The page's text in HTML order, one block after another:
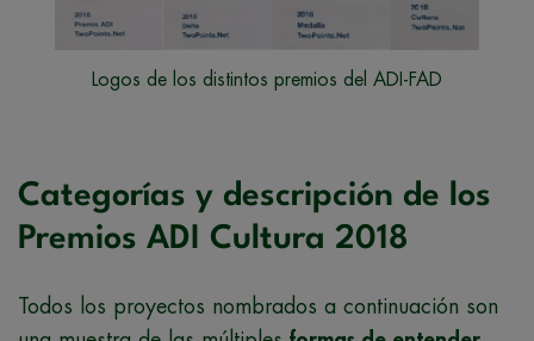
Logos de los distintos premios del ADI-FAD
Categorías y descripción de los
Premios ADI Cultura 2018
Todos los proyectos nombrados a continuación son